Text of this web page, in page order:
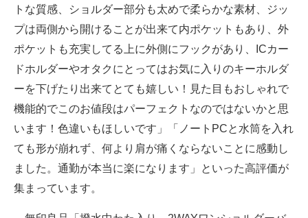
トな質感、ショルダー部分も太めで柔らかな素材、ジッ
プは両側から開けることが出来て内ポケットもあり、外
ポケットも充実してる上に外側にフックがあり、ICカー
ドホルダーやオタクにとってはお気に入りのキーホルダ
ーを下げたり出来てとても嬉しい！見た目もおしゃれで
機能的でこのお値段はパーフェクトなのではないかと思
います！色違いもほしいです」「ノートPCと水筒を入れ
ても形が崩れず、何より肩が痛くならないことに感動し
ました。通勤が本当に楽になります」といった高評価が
集まっています。